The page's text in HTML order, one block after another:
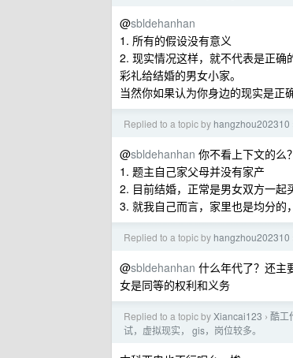
@sbldehanhan
1. 所有的假设没有意义
2. 现实情况这样，就不代表是正确
彩礼给结婚的男女小家。
当然你如果认为你身边的现实是正
Replied to a topic by hangzhou202310
@sbldehanhan 你不看上下文的么？
1. 题主自己家父母并没有家产
2. 目前结婚，正常是男女双方一起
3. 就我自己而言，家里也是均分的
Replied to a topic by hangzhou202310
@sbldehanhan 什么年代了？还主
女是同等的权利和义务
Replied to a topic byXiancai123 › 酷工
试，虚拟现实， gis，岗位较多。